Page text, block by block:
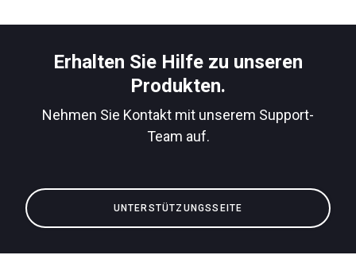
Erhalten Sie Hilfe zu unseren
Produkten.
Nehmen Sie Kontakt mit unserem Support-
Team auf.
UNTERSTÜTZUNGSSEITE